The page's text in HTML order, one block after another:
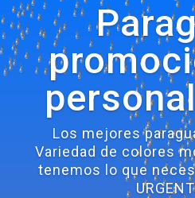
Los mejores
Variedad de colores
tenemos lo que